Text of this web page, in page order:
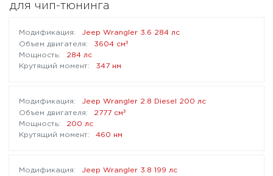
для чип-тюнинга
Jeep Wrangler 3.6 284 лс
3604 см³
284 лс
347 нм
Jeep Wrangler 2.8 Diesel 200 лс
2777 см³
200 лс
460 нм
Jeep Wrangler 3.8 199 лс